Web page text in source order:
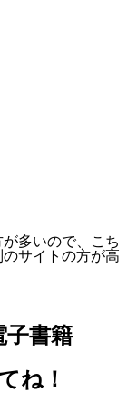
多いので、こち
サイトの方が高
子書籍
ね！